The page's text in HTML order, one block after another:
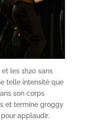
les 1h20 sans
telle intensité que
son corps
et termine groggy
applaudir.